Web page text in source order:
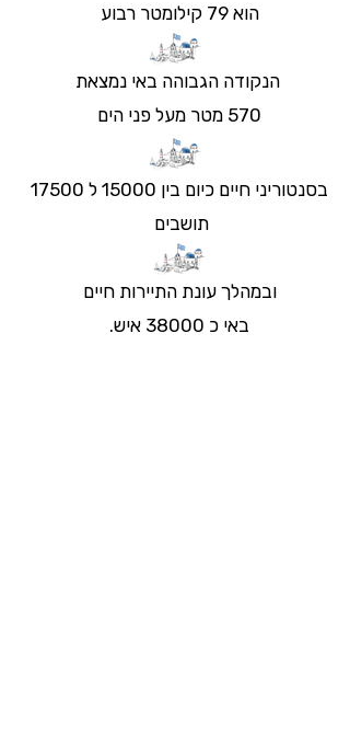
הוא 79 קילומטר רבוע
הנקודה הגבוהה באי נמצאת
570 מטר מעל פני הים​
בסנטוריני חיים כיום בין 15000 ל 17500
תושבים
ובמהלך עונת התיירות חיים
באי כ 38000 איש.